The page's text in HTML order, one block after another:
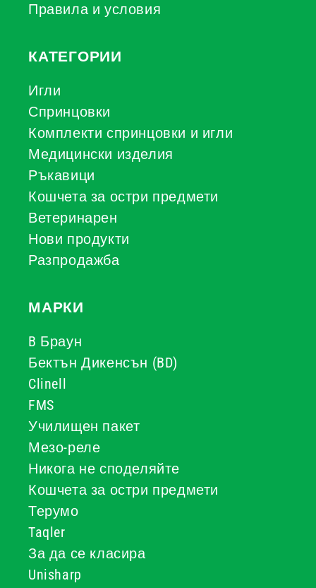
Правила и условия
КАТЕГОРИИ
Игли
Спринцовки
Комплекти спринцовки и игли
Медицински изделия
Ръкавици
Кошчета за остри предмети
Ветеринарен
Нови продукти
Разпродажба
МАРКИ
B Браун
Бектън Дикенсън (BD)
Clinell
FMS
Училищен пакет
Мезо-реле
Никога не споделяйте
Кошчета за остри предмети
Терумо
Taqler
За да се класира
Unisharp